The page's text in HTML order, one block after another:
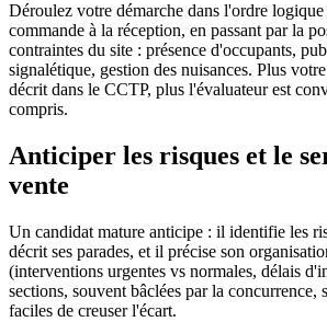
Déroulez votre démarche dans l'ordre
commande à la réception, en passant par la
contraintes du site : présence d'occupants,
signalétique, gestion des nuisances. Plus
décrit dans le CCTP, plus l'évaluateur est
compris.
Anticiper les risques et le
vente
Un candidat mature anticipe : il identifie les
décrit ses parades, et il précise son
(interventions urgentes vs normales, délais
sections, souvent bâclées par la concurrence,
faciles de creuser l'écart.